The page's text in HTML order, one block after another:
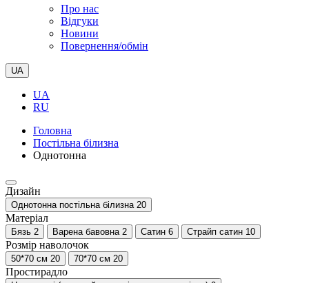
Про нас
Відгуки
Новини
Повернення/обмін
UA
UA
RU
Головна
Постільна білизна
Однотонна
Дизайн
Однотонна постільна білизна 20
Матеріал
Бязь 2 Варена бавовна 2 Сатин 6 Страйп сатин 10
Розмір наволочок
50*70 см 20 70*70 см 20
Простирадло